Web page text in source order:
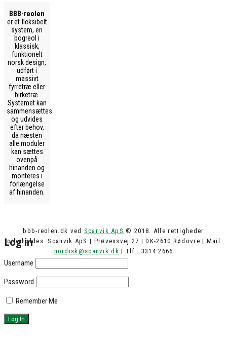
BBB-reolen
er et fleksibelt
system, en
bogreol i
klassisk,
funktionelt
norsk design,
udført i
massivt
fyrretræ eller
birketræ.
Systemet kan
sammensættes
og udvides
efter behov,
da næsten
alle moduler
kan sættes
ovenpå
hinanden og
monteres i
forlængelse
af hinanden.
bbb-reolen.dk ved Scanvik ApS © 2018. Alle rettigheder
forbeholdes. Scanvik ApS | Prøvensvej 27 | DK-2610 Rødovre | Mail:
nordisk@scanvik.dk | Tlf.: 3314 2666
Log in
Username
Password
Remember Me